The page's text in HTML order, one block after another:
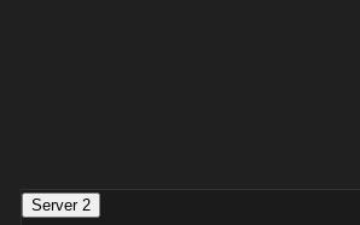
Server 2